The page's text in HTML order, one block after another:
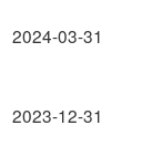
2024-03-31
2023-12-31